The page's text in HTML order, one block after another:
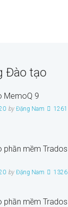
Đào tạo
MemoQ 9
by Đặng Nam 1261
mềm Trados
by Đặng Nam 1326
mềm Trados